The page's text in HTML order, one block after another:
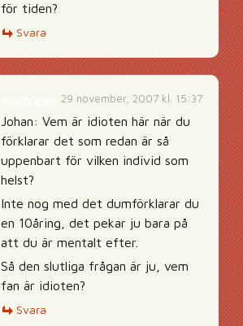
för tiden?
Svara
29 november, 2007 kl. 15:37
Johan: Vem är idioten här när du
förklarar det som redan är så
uppenbart för vilken individ som
helst?
Inte nog med det dumförklarar du
en 10åring, det pekar ju bara på
att du är mentalt efter.
Så den slutliga frågan är ju, vem
fan är idioten?
Svara